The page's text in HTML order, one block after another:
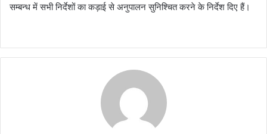
सम्बन्ध में सभी निर्देशों का कड़ाई से अनुपालन सुनिश्चित करने के निर्देश दिए हैं।